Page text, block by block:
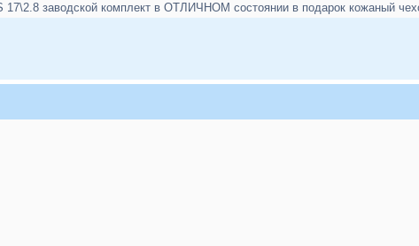
17\2.8 заводской комплект в ОТЛИЧНОМ состоянии в подарок кожаный